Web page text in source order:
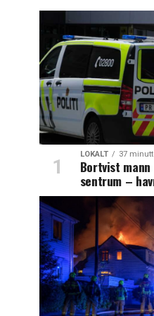
LOKALT 37
Bortvist
sentrum –